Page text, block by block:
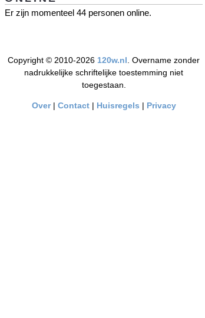
Er zijn momenteel 44 personen online.
Copyright © 2010-2026 120w.nl . Overname zonder
nadrukkelijke schriftelijke toestemming niet
toegestaan.
Over| Contact| Huisregels | Privacy